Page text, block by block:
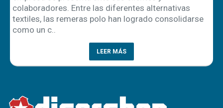
colaboradores. Entre las diferentes alternativas
textiles, las remeras polo han logrado consolidarse
como un c..
LEER MÁS